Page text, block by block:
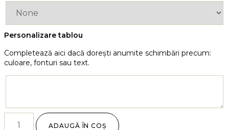
Personalizare tablou
Completează aici dacă dorești anumite schimbări precum:
culoare, fonturi sau text.
ADAUGĂ ÎN COȘ